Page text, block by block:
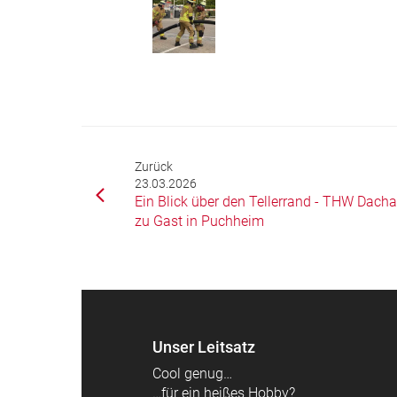
Zurück
23.03.2026
Ein Blick über den Tellerrand - THW
zu Gast in Puchheim
Unser Leitsatz
Cool genug…
…für ein heißes Hobby?